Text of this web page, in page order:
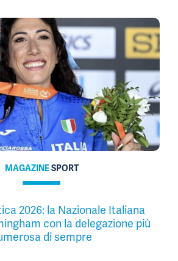
MAGAZINESPORT
2026: la Nazionale Italiana
con la delegazione più
di sempre